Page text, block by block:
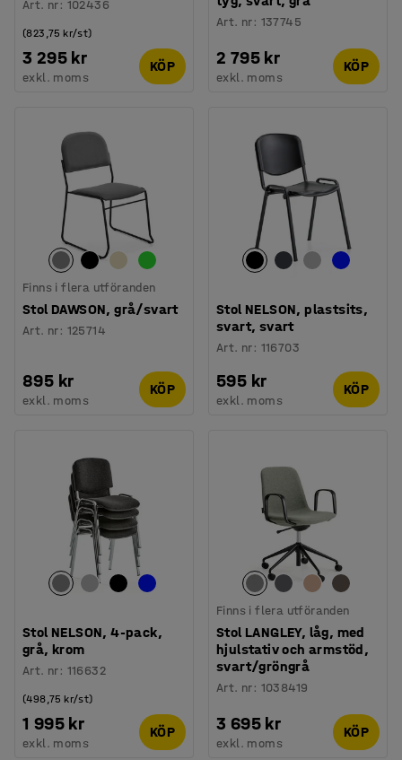
Art. nr: 102436
3 295 kr
(823,75 kr/st)
exkl. moms
KÖP
Art. nr: 137745
2 795 kr
exkl. moms
KÖP
Finns i flera utföranden
Stol DAWSON, grå/svart
Art. nr: 125714
895 kr
exkl. moms
KÖP
Stol NELSON, plastsits,
svart, svart
Art. nr: 116703
595 kr
exkl. moms
KÖP
Stol NELSON, 4-pack,
grå, krom
Art. nr: 116632
1 995 kr
(498,75 kr/st)
exkl. moms
KÖP
Finns i flera utföranden
Stol LANGLEY, låg, med
hjulstativ och armstöd,
svart/gröngrå
Art. nr: 1038419
3 695 kr
exkl. moms
KÖP